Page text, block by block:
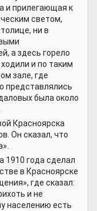
и прилегающая к
светом,
ни в
а здесь горело
и по таким
зале, где
представлялись
была около
Красноярска
Он сказал, что
1910 года сделал
в Красноярске
где сказал:
и не
населению есть